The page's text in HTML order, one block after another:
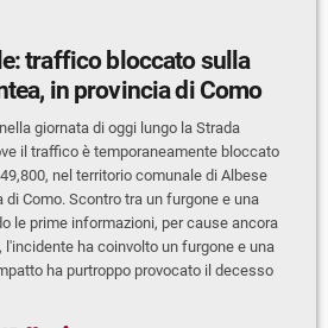
traffico bloccato sulla
in provincia di Como
giornata di oggi lungo la Strada
il traffico è temporaneamente bloccato
nel territorio comunale di Albese
di Como. Scontro tra un furgone e una
le prime informazioni, per cause ancora
ha coinvolto un furgone e una
ha purtroppo provocato il decesso